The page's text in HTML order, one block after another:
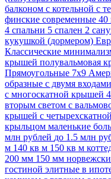
балконом с котельной с
финские современные 40
4 спальни 5 спален 2
кукушкой (дормером)
Классические
крышей полувальмовая
Прямоугольные 7х9
образные с двумя
с многоскатной крышей
вторым светом с
крышей с
крыльцом маленькие
млн рублей до 1.5 млн
м 140 кв м 150 кв м
200 мм 150 мм
гостиной элитные в